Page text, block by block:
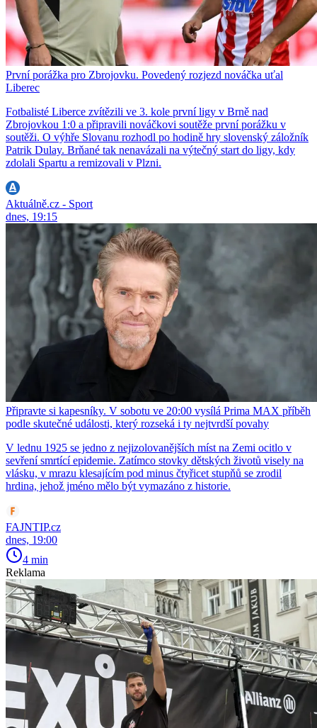
První porážka pro Zbrojovku. Povedený rozjezd nováčka uťal
Liberec
Fotbalisté Liberce zvítězili ve 3. kole první ligy v Brně nad
Zbrojovkou 1:0 a připravili nováčkovi soutěže první porážku v
soutěži. O výhře Slovanu rozhodl po hodině hry slovenský záložník
Patrik Dulay. Brňané tak nenavázali na výtečný start do ligy, kdy
zdolali Spartu a remizovali v Plzni.
Aktuálně.cz - Sport
dnes, 19:15
Připravte si kapesníky. V sobotu ve 20:00 vysílá Prima MAX příběh
podle skutečné události, který rozseká i ty nejtvrdší povahy
V lednu 1925 se jedno z nejizolovanějších míst na Zemi ocitlo v
sevření smrtící epidemie. Zatímco stovky dětských životů visely na
vlásku, v mrazu klesajícím pod minus čtyřicet stupňů se zrodil
hrdina, jehož jméno mělo být vymazáno z historie.
FAJNTIP.cz
dnes, 19:00
4 min
Reklama